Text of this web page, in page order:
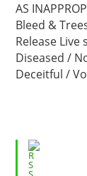
AS
Bleed &
Release Live
Diseased /
Deceitful /